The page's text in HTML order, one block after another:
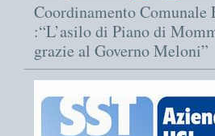
Coordinamento Comunale
:“L’asilo di Piano di
grazie al Governo Meloni”